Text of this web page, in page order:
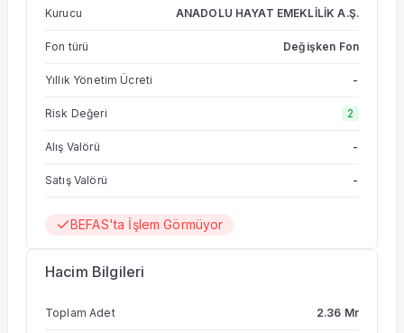
Kurucu ANADOLU HAYAT EMEKLİLİK A.Ş.
Fon türü Değişken Fon
Yıllık Yönetim Ücreti -
Risk Değeri 2
Alış Valörü -
Satış Valörü -
BEFAS'ta İşlem Görmüyor
Hacim Bilgileri
Toplam Adet 2.36 Mr